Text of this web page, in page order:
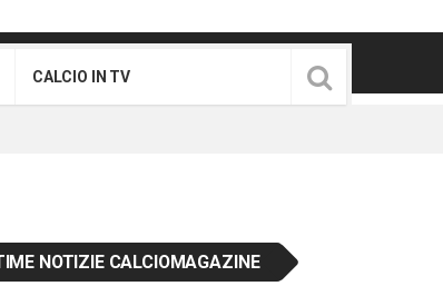
CALCIO IN TV
NOTIZIE CALCIOMAGAZINE